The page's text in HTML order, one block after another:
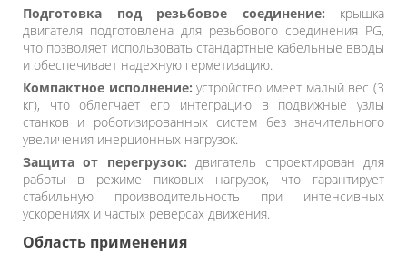
Подготовка под резьбовое соединение: крышка
двигателя подготовлена для резьбового соединения PG,
что позволяет использовать стандартные кабельные вводы
и обеспечивает надежную герметизацию.
Компактное исполнение: устройство имеет малый вес (3
кг), что облегчает его интеграцию в подвижные узлы
станков и роботизированных систем без значительного
увеличения инерционных нагрузок.
Защита от перегрузок: двигатель спроектирован для
работы в режиме пиковых нагрузок, что гарантирует
стабильную производительность при интенсивных
ускорениях и частых реверсах движения.
Область применения